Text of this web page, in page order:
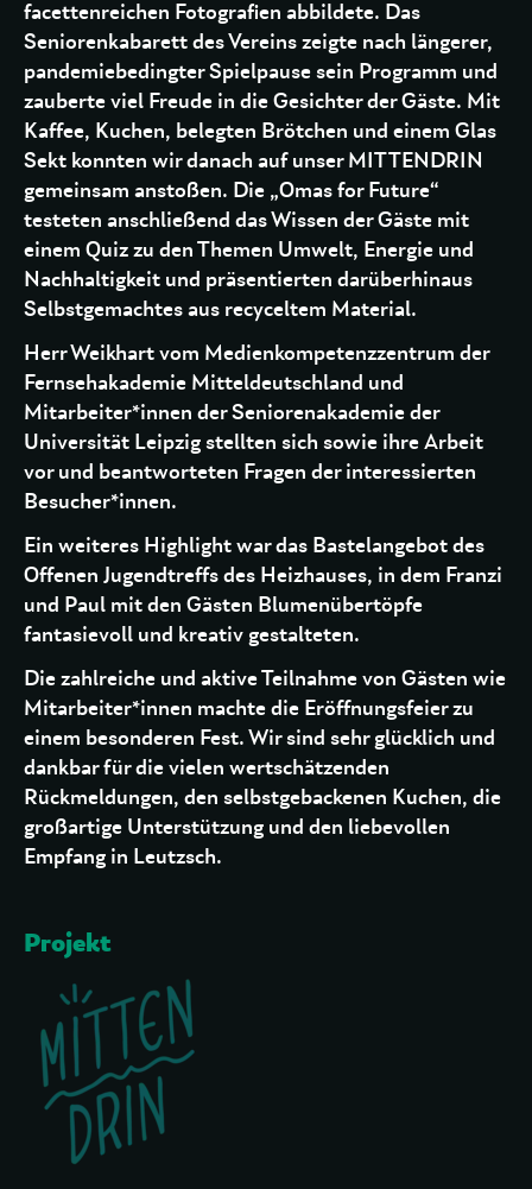
facettenreichen Fotografien abbildete. Das
Seniorenkabarett des Vereins zeigte nach längerer,
pandemiebedingter Spielpause sein Programm und
zauberte viel Freude in die Gesichter der Gäste. Mit
Kaffee, Kuchen, belegten Brötchen und einem Glas
Sekt konnten wir danach auf unser MITTENDRIN
gemeinsam anstoßen. Die „Omas for Future“
testeten anschließend das Wissen der Gäste mit
einem Quiz zu den Themen Umwelt, Energie und
Nachhaltigkeit und präsentierten darüberhinaus
Selbstgemachtes aus recyceltem Material.
Herr Weikhart vom Medienkompetenzzentrum der
Fernsehakademie Mitteldeutschland und
Mitarbeiter*innen der Seniorenakademie der
Universität Leipzig stellten sich sowie ihre Arbeit
vor und beantworteten Fragen der interessierten
Besucher*innen.
Ein weiteres Highlight war das Bastelangebot des
Offenen Jugendtreffs des Heizhauses, in dem Franzi
und Paul mit den Gästen Blumenübertöpfe
fantasievoll und kreativ gestalteten.
Die zahlreiche und aktive Teilnahme von Gästen wie
Mitarbeiter*innen machte die Eröffnungsfeier zu
einem besonderen Fest. Wir sind sehr glücklich und
dankbar für die vielen wertschätzenden
Rückmeldungen, den selbstgebackenen Kuchen, die
großartige Unterstützung und den liebevollen
Empfang in Leutzsch.
Projekt